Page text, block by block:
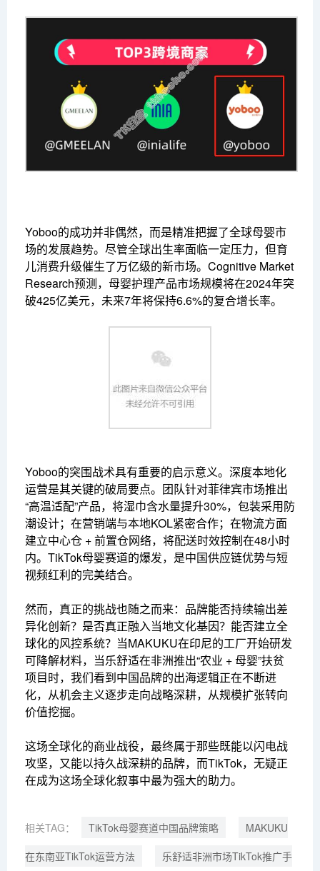
Yoboo的成功并非偶然，而是精准把握了全球母婴市
场的发展趋势。尽管全球出生率面临一定压力，但育
儿消费升级催生了万亿级的新市场。Cognitive Market
Research预测，母婴护理产品市场规模将在2024年突
破425亿美元，未来7年将保持6.6%的复合增长率。
Yoboo的突围战术具有重要的启示意义。深度本地化
运营是其关键的破局要点。团队针对菲律宾市场推出
“高温适配”产品，将湿巾含水量提升30%，包装采用防
潮设计；在营销端与本地KOL紧密合作；在物流方面
建立中心仓 + 前置仓网络，将配送时效控制在48小时
内。TikTok母婴赛道的爆发，是中国供应链优势与短
视频红利的完美结合。
然而，真正的挑战也随之而来：品牌能否持续输出差
异化创新？是否真正融入当地文化基因？能否建立全
球化的风控系统？当MAKUKU在印尼的工厂开始研发
可降解材料，当乐舒适在非洲推出“农业 + 母婴”扶贫
项目时，我们看到中国品牌的出海逻辑正在不断进
化，从机会主义逐步走向战略深耕，从规模扩张转向
价值挖掘。
这场全球化的商业战役，最终属于那些既能以闪电战
攻坚，又能以持久战深耕的品牌，而TikTok，无疑正
在成为这场全球化叙事中最为强大的助力。
相关TAG： TikTok母婴赛道中国品牌策略
MAKUKU
在东南亚TikTok运营方法
乐舒适非洲市场TikTok推广手